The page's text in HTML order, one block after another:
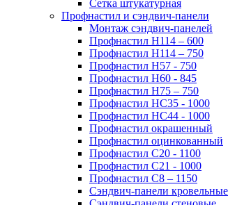
Сетка штукатурная
Профнастил и сэндвич-панели
Монтаж сэндвич-панелей
Профнастил Н114 – 600
Профнастил Н114 – 750
Профнастил Н57 - 750
Профнастил Н60 - 845
Профнастил Н75 – 750
Профнастил НС35 - 1000
Профнастил НС44 - 1000
Профнастил окрашенный
Профнастил оцинкованный
Профнастил С20 - 1100
Профнастил С21 - 1000
Профнастил С8 – 1150
Сэндвич-панели кровельные